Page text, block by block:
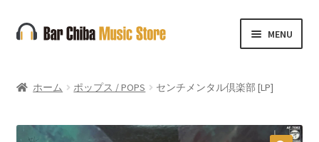
ナ
ビ
ー
ン
コ
ン
ン
ス
MENU
ホーム ポップス / POPS センチメンタル倶楽部 [LP]